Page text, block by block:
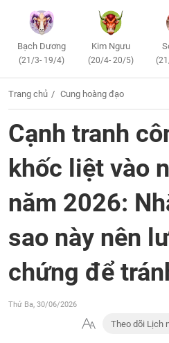
Bạch Dương
(21/3- 19/4)
Kim Ngưu
(20/4- 20/5)
Trang chủ Cung hoàng đạo
Cạnh tranh
khốc liệt vào
năm 2026:
sao này nên
chứng để
Thứ Ba, 30/06/2026
Theo dõi Lịch